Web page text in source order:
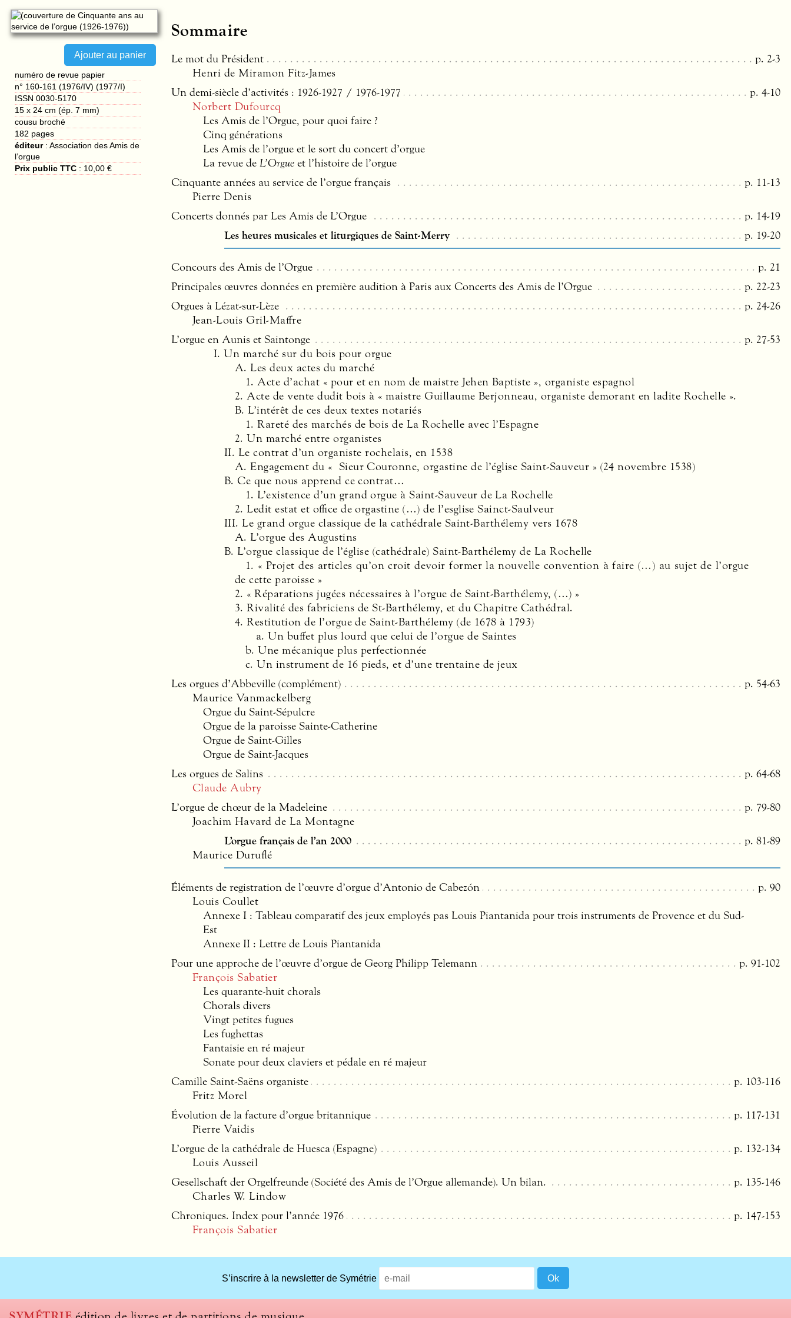
numéro de revue papier
n° 160-161 (1976/IV) (1977/I)
ISSN 0030-5170
15 x 24 cm (ép. 7 mm)
cousu broché
182 pages
éditeur:Association des Amis de
l’orgue
Prix public TTC : 10,00 €
Sommaire
Le mot du Président
p. 2-3
Henri de Miramon Fitz-James
Un demi-siècle d’activités : 1926-1927 / 1976-1977
p. 4-10
Norbert Dufourcq
Les Amis de l’Orgue, pour quoi faire ?
Cinq générations
Les Amis de l’orgue et le sort du concert d’orgue
La revue de L’Orgue et l’histoire de l’orgue
Cinquante années au service de l’orgue français
p. 11-13
Pierre Denis
Concerts donnés par Les Amis de L’Orgue
p. 14-19
Les heures musicales et liturgiques de Saint-Merry
p. 19-20
Concours des Amis de l’Orgue
p. 21
Principales œuvres données en première audition à Paris aux Concerts des Amis de l’Orgue
p. 22-23
Orgues à Lézat-sur-Lèze
p. 24-26
Jean-Louis Gril-Maffre
L’orgue en Aunis et Saintonge
p. 27-53
I. Un marché sur du bois pour orgue
A. Les deux actes du marché
1. Acte d’achat « pour et en nom de maistre Jehen Baptiste », organiste espagnol
2. Acte de vente dudit bois à « maistre Guillaume Berjonneau, organiste demorant en ladite Rochelle ».
B. L’intérêt de ces deux textes notariés
1. Rareté des marchés de bois de La Rochelle avec l’Espagne
2. Un marché entre organistes
II. Le contrat d’un organiste rochelais, en 1538
A. Engagement du « Sieur Couronne, orgastine de l’église Saint-Sauveur » (24 novembre 1538)
B. Ce que nous apprend ce contrat…
1. L’existence d’un grand orgue à Saint-Sauveur de La Rochelle
2. Ledit estat et office de orgastine (…) de l’esglise Sainct-Saulveur
III. Le grand orgue classique de la cathédrale Saint-Barthélemy vers 1678
A. L’orgue des Augustins
B. L’orgue classique de l’église (cathédrale) Saint-Barthélemy de La Rochelle
1. « Projet des articles qu’on croit devoir former la nouvelle convention à faire (…) au sujet de l’orgue
de cette paroisse »
2. « Réparations jugées nécessaires à l’orgue de Saint-Barthélemy, (…) »
3. Rivalité des fabriciens de St-Barthélemy, et du Chapitre Cathédral.
4. Restitution de l’orgue de Saint-Barthélemy (de 1678 à 1793)
a. Un buffet plus lourd que celui de l’orgue de Saintes
b. Une mécanique plus perfectionnée
c. Un instrument de 16 pieds, et d’une trentaine de jeux
Les orgues d’Abbeville (complément)
p. 54-63
Maurice Vanmackelberg
Orgue du Saint-Sépulcre
Orgue de la paroisse Sainte-Catherine
Orgue de Saint-Gilles
Orgue de Saint-Jacques
Les orgues de Salins
p. 64-68
Claude Aubry
L’orgue de chœur de la Madeleine
p. 79-80
Joachim Havard de La Montagne
L’orgue français de l’an 2000
p. 81-89
Maurice Duruflé
Éléments de registration de l’œuvre d’orgue d’Antonio de Cabezón
p. 90
Louis Coullet
Annexe I : Tableau comparatif des jeux employés pas Louis Piantanida pour trois instruments de Provence et du Sud-
Est
Annexe II : Lettre de Louis Piantanida
Pour une approche de l’œuvre d’orgue de Georg Philipp Telemann
p. 91-102
François Sabatier
Les quarante-huit chorals
Chorals divers
Vingt petites fugues
Les fughettas
Fantaisie en ré majeur
Sonate pour deux claviers et pédale en ré majeur
Camille Saint-Saëns organiste
p. 103-116
Fritz Morel
Évolution de la facture d’orgue britannique
p. 117-131
Pierre Vaidis
L’orgue de la cathédrale de Huesca (Espagne)
p. 132-134
Louis Ausseil
Gesellschaft der Orgelfreunde (Société des Amis de l’Orgue allemande). Un bilan.
p. 135-146
Charles W. Lindow
Chroniques. Index pour l’année 1976
p. 147-153
François Sabatier
should
we
S’inscrire à la newsletter de Symétrie